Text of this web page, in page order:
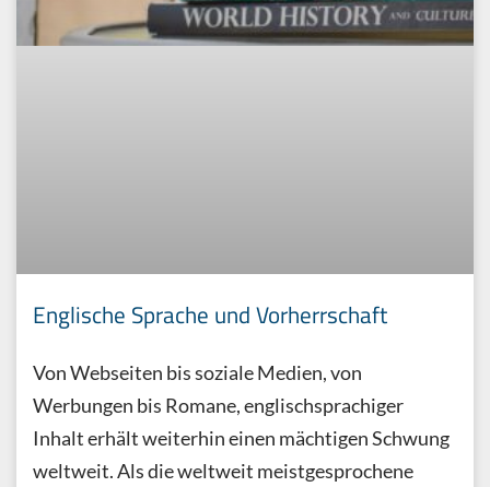
Englische Sprache und Vorherrschaft
Von Webseiten bis soziale Medien, von
Werbungen bis Romane, englischsprachiger
Inhalt erhält weiterhin einen mächtigen Schwung
weltweit. Als die weltweit meistgesprochene